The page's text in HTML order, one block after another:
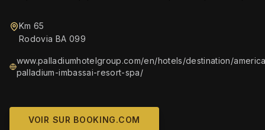
Km 65
Rodovia BA 099
www.palladiumhotelgroup.com/en/hotels/destination/
palladium-imbassai-resort-spa/
VOIR SUR BOOKING.COM